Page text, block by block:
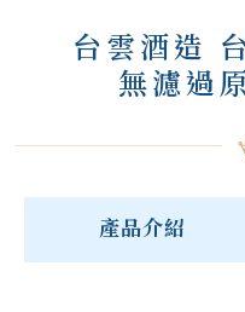
台雲酒造
無濾過
產品介紹